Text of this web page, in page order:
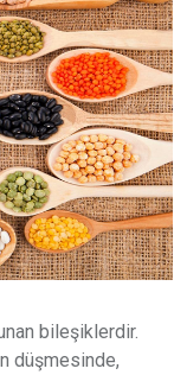
bileşiklerdir.
düşmesinde,